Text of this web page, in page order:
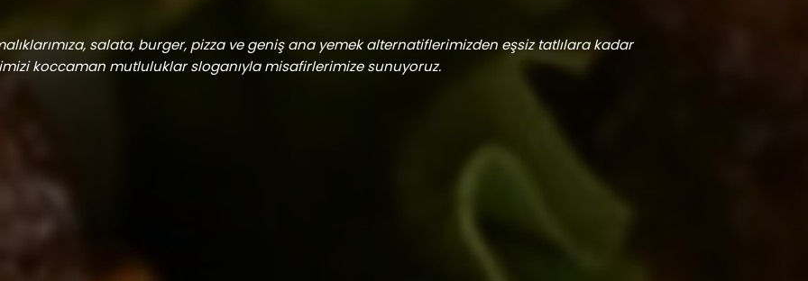
salata, burger, pizza ve geniş ana yemek alternatiflerimizden eşsiz tatlılara kadar
koccaman mutluluklar sloganıyla misafirlerimize sunuyoruz.